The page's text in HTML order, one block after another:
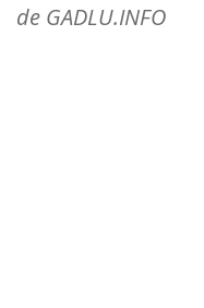
de GADLU.INFO